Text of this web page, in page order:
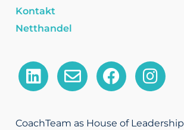
Kontakt
Netthandel
L
i
k
E
n
e
F
a
e
I
n
t
CoachTeam as House of Leadership